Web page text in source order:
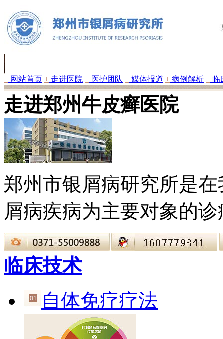
+ 网站首页 + 走进医院 + 医护团队 + 媒体报道 + 病例解析 + 临
走进郑州牛皮癣医院
郑州市银屑病研究所是
屑病疾病为主要对象的
临床技术
自体免疗疗法